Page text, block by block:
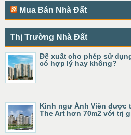
Mua Bán Nhà Đất
Thị Trường Nhà Đất
Đề xuất cho phép sử
có hợp lý hay không?
Kình ngư Ánh Viên được
The Art hơn 70m2 với trị